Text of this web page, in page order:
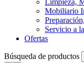
Limpieza,
Mobiliario
Servicio a
Ofertas
Búsqueda de productos